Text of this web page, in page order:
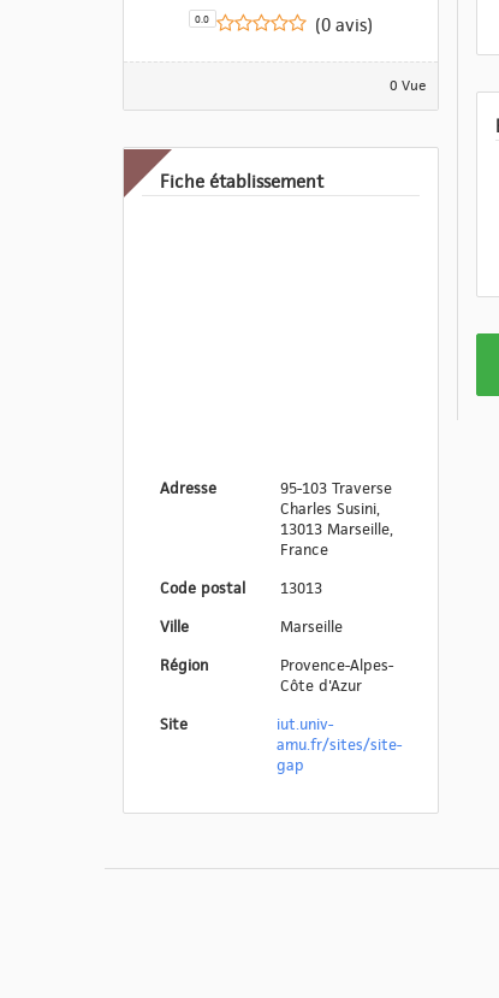
0.0 (0 avis)
0 Vue
Fiche établissement
Adresse
95-103 Traverse
Charles Susini,
13013 Marseille,
France
Code postal
13013
Ville
Marseille
Région
Provence-Alpes-
Côte d'Azur
Site
iut.univ-
amu.fr/sites/site-
gap